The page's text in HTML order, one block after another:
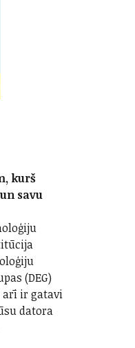
kurš
savu
(DEG)
arī ir gatavi
datora